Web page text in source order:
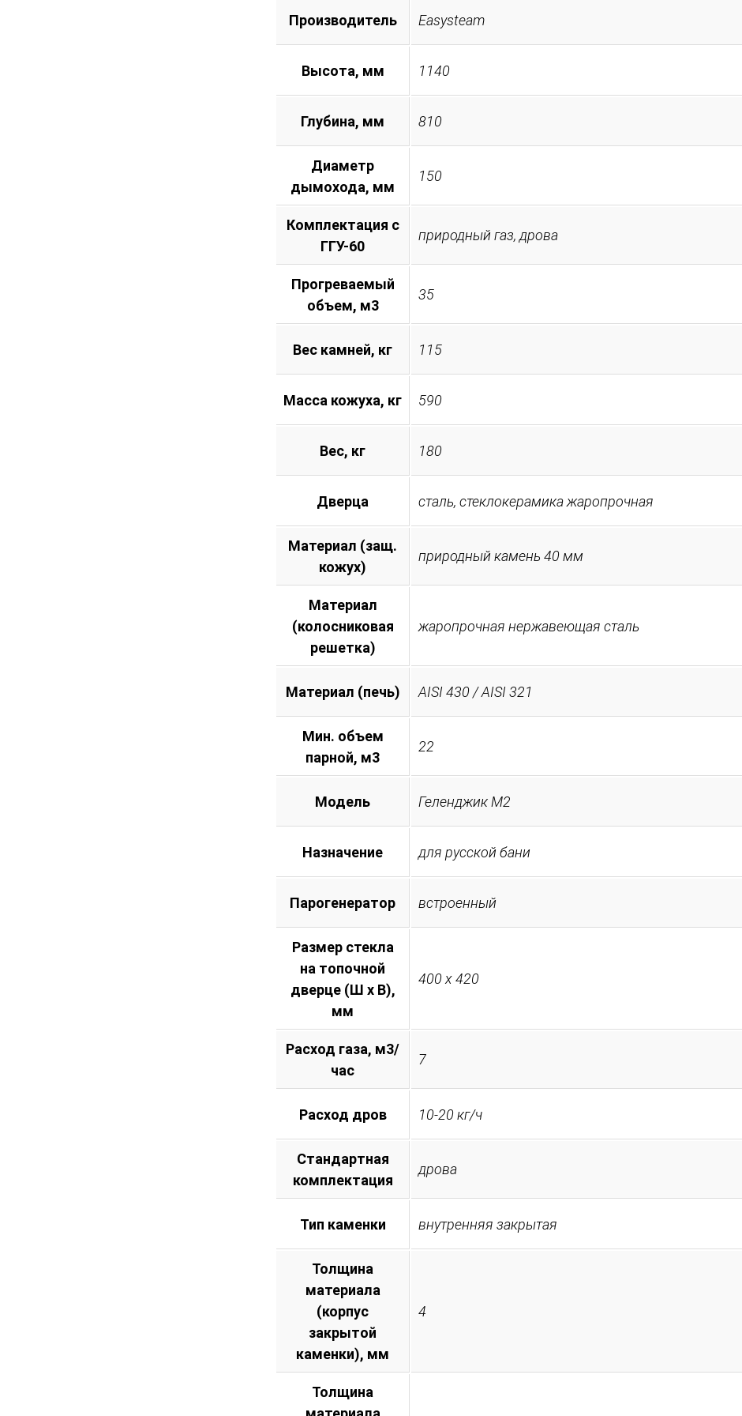
Производитель Easysteam
Высота, мм 1140
Глубина, мм 810
Диаметр
дымохода, мм
150
Комплектация с
ГГУ-60
природный газ, дрова
Прогреваемый
объем, м3
35
Вес камней, кг 115
Масса кожуха, кг 590
Вес, кг 180
Дверца сталь, стеклокерамика жаропрочная
Материал (защ.
кожух)
природный камень 40 мм
Материал
(колосниковая
решетка)
жаропрочная нержавеющая сталь
Материал (печь) AISI 430 / AISI 321
Мин. объем
парной, м3
22
Модель Геленджик М2
Назначение для русской бани
Парогенератор встроенный
Размер стекла
на топочной
дверце (Ш х В),
мм
400 х 420
Расход газа, м3/
час
7
Расход дров 10-20 кг/ч
Стандартная
комплектация
дрова
Тип каменки внутренняя закрытая
Толщина
материала
(корпус
закрытой
каменки), мм
4
Толщина